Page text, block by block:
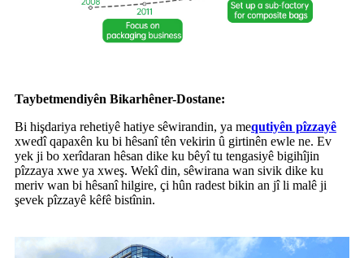
Taybetmendiyên Bikarhêner-Dostane:
Bi hişdariya rehetiyê hatiye sêwirandin, ya mequtiyên pîzzayê
xwedî qapaxên ku bi hêsanî tên vekirin û girtinên ewle ne. Ev
yek ji bo xerîdaran hêsan dike ku bêyî tu tengasiyê bigihîjin
pîzzaya xwe ya xweş. Wekî din, sêwirana wan sivik dike ku
meriv wan bi hêsanî hilgire, çi hûn radest bikin an jî li malê ji
şevek pîzzayê kêfê bistînin.